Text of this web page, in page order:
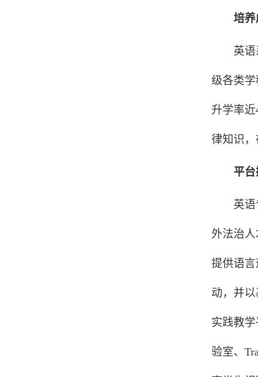
培养
英
级各类
升学率
律知识，
平
英
外法治
提供语
动，并
实践教
验室、